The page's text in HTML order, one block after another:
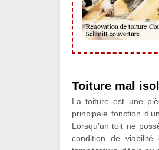
Toiture mal
La toiture est une
principale fonction
Lorsqu’un toit ne
condition de